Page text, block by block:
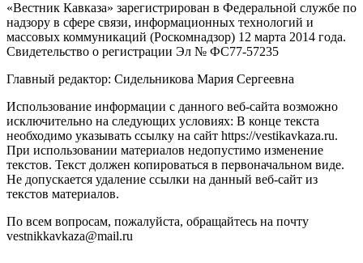
«Вестник Кавказа» зарегистрирован в Федеральной службе по
надзору в сфере связи, информационных технологий и
массовых коммуникаций (Роскомнадзор) 12 марта 2014 года.
Свидетельство о регистрации Эл № ФС77-57235
Главный редактор: Сидельникова Мария Сергеевна
Использование информации с данного веб-сайта возможно
исключительно на следующих условиях: В конце текста
необходимо указывать ссылку на сайт https://vestikavkaza.ru.
При использовании материалов недопустимо изменение
текстов. Текст должен копироваться в первоначальном виде.
Не допускается удаление ссылки на данный веб-сайт из
текстов материалов.
По всем вопросам, пожалуйста, обращайтесь на почту
vestnikkavkaza@mail.ru